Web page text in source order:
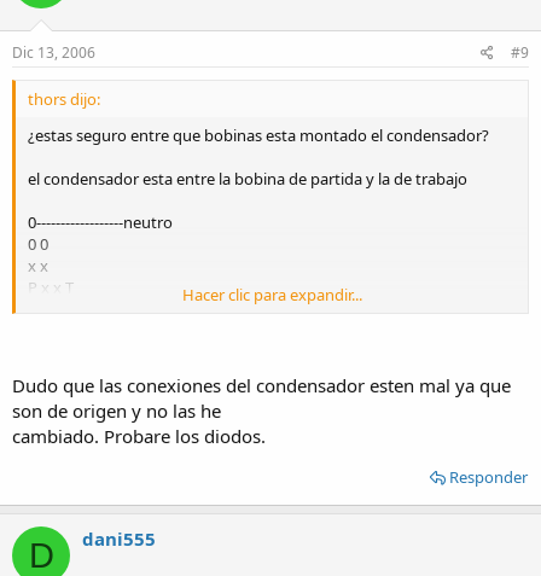
Dic 13, 2006 #9
thors dijo:
¿estas seguro entre que bobinas esta montado el condensador?
el condensador esta entre la bobina de partida y la de trabajo
0------------------neutro
0 0
x x
P x x T
el aumento en la capasidad del condensador no veneficia al motor
debes usar el que indica la placa
Hacer clic para expandir...
Dudo que las conexiones del condensador esten mal ya que
son de origen y no las he
cambiado. Probare los diodos.
Responder
D dani555